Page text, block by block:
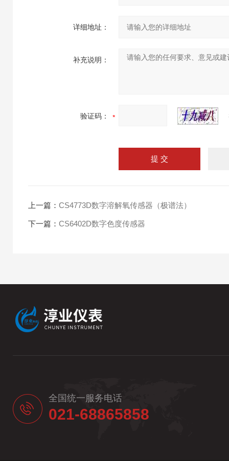
详细地址：
补充说明：
验证码：
上一篇： CS4773D数字溶解氧传感器（极谱法）
下一篇： CS6402D数字色度传感器
全国统一服务电话
021-68865858